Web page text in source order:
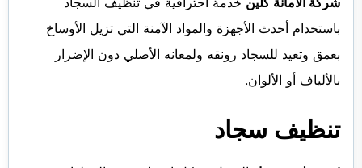
باستخدام أحدث الأجهزة والمواد الآمنة التي تزيل الأوساخ
بعمق وتعيد للسجاد رونقه ولمعانه الأصلي دون الإضرار
بالألياف أو الألوان.
تنظيف سجاد